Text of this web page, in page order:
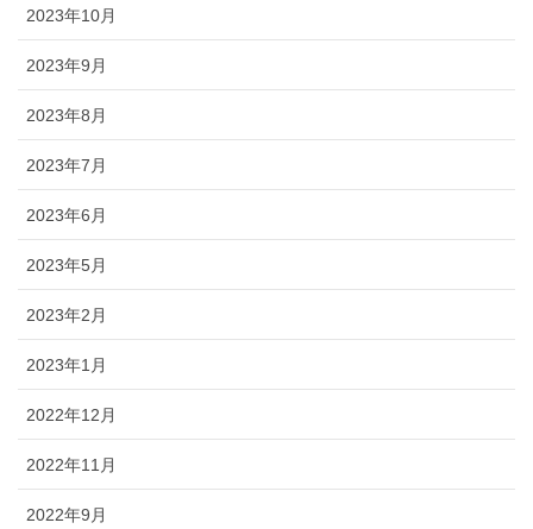
2023年10月
2023年9月
2023年8月
2023年7月
2023年6月
2023年5月
2023年2月
2023年1月
2022年12月
2022年11月
2022年9月